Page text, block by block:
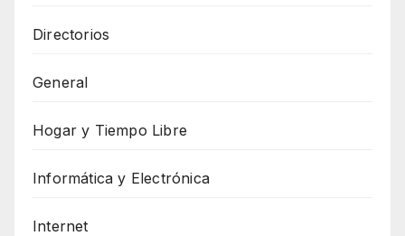
Directorios
General
Hogar y Tiempo Libre
Informática y Electrónica
Internet